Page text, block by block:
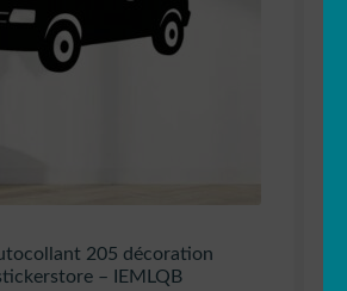
205 décoration
– IEMLQB